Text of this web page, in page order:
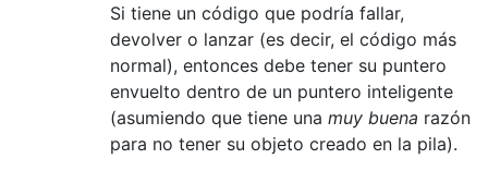
Si tiene un código que podría fallar,
devolver o lanzar (es decir, el código más
normal), entonces debe tener su puntero
envuelto dentro de un puntero inteligente
(asumiendo que tiene una muy buena razón
para no tener su objeto creado en la pila).